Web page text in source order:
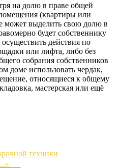
на долю в праве общей
(квартиры или
может выделить свою долю в
будет собственнику
действия по
или лифта, либо без
собрания собственников
доме использовать чердак,
относящиеся к общему
мастерская или ещё
техники
→